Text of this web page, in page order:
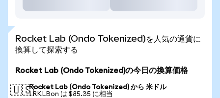
Rocket Lab (Ondo Tokenized)を人気の通貨に
換算して探索する
Rocket Lab (Ondo Tokenized)の今日の換算価格
🇺🇸Rocket Lab (Ondo Tokenized) から 米ドル
1 RKLBon は $85.35 に相当